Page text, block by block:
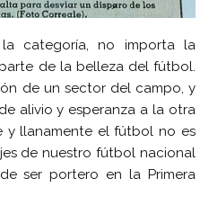
la categoría, no importa la
de la belleza del fútbol.
de un sector del campo, y
alivio y esperanza a la otra
y llanamente el fútbol no es
de nuestro fútbol nacional
ser portero en la Primera